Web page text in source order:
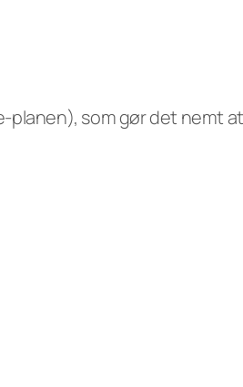
planen), som gør det nemt